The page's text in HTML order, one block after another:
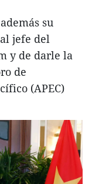
su
jefe del
y de darle la
de
(APEC)